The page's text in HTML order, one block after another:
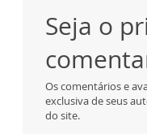
Seja o
Os comentários e
exclusiva de seus
do site.